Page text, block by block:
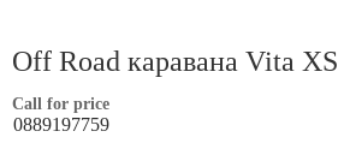
Off Road каравана Vita XS
Call for price
0889197759